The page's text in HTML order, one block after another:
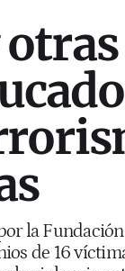
la
de 16